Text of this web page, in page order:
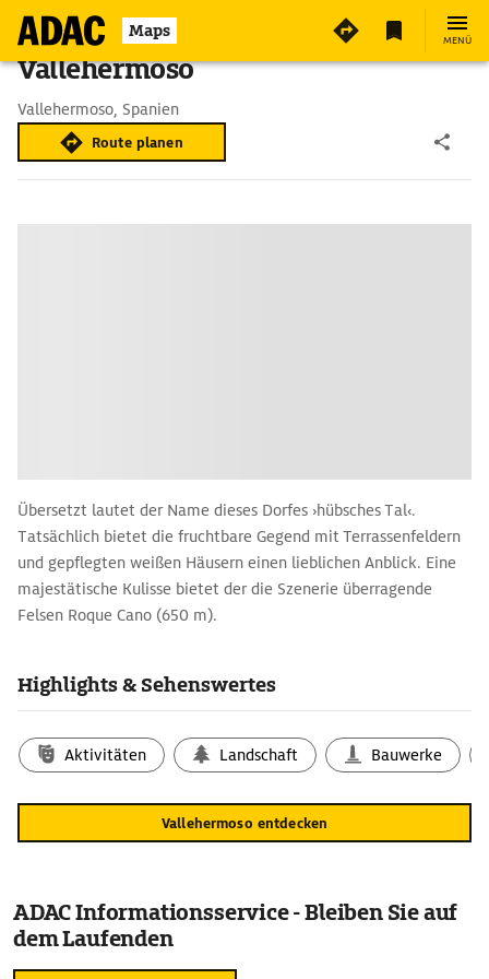
Maps MENÜ
Vallehermoso
Vallehermoso, Spanien
Route planen
Übersetzt lautet der Name dieses Dorfes ›hübsches Tal‹.
Tatsächlich bietet die fruchtbare Gegend mit Terrassenfeldern
und gepflegten weißen Häusern einen lieblichen Anblick. Eine
majestätische Kulisse bietet der die Szenerie überragende
Felsen Roque Cano (650 m).
das Kunsthandwerk eine wichtige Rolle: Korbflechter und
die Plaza de la Constitu ción mit Rathaus, Markthalle, Bar und
Geschäften.
Rund 3 km trennen den Ort von seinem Strand. An der Playa de
Vallehermoso ermöglicht ein neu eröffnetes
ein Angebot an kleinen Snacks.
Highlights & Sehenswertes
Aktivitäten Landschaft Bauwerke
Vallehermoso entdecken
ADAC Informationsservice - Bleiben Sie auf
dem Laufenden